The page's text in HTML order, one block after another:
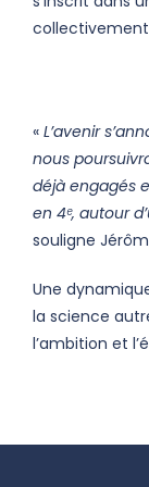
collectivement
« L’avenir
nous
déjà engagés
en 4ᵉ, autour
souligne
Une
la science
l’ambition et